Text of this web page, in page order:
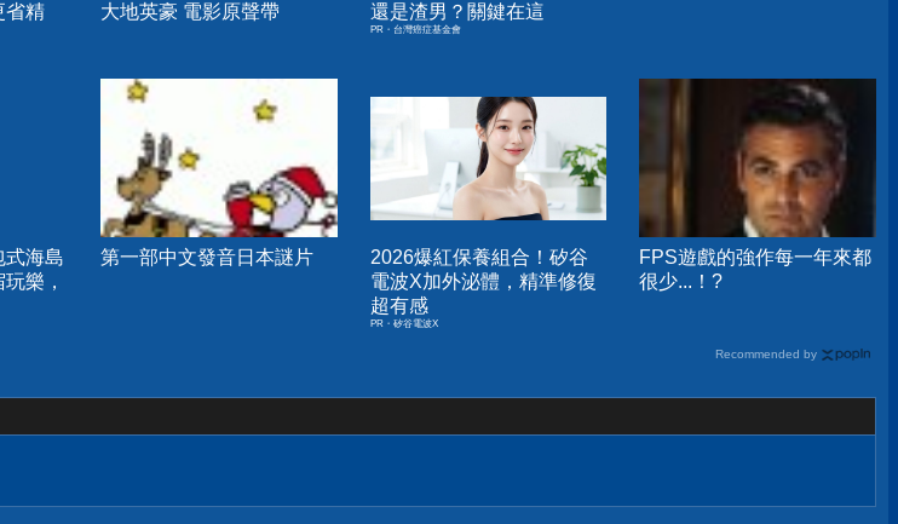
省精
大地英豪 電影原聲帶
還是渣男？關鍵在這
PR・台灣癌症基金會
式海島
樂，
第一部中文發音日本謎片
2026爆紅保養組合！矽谷
電波X加外泌體，精準修復
超有感
PR・矽谷電波X
FPS遊戲的強作每一年來都
很少...！?
Recommended by